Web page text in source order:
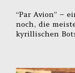
“Par Avion” –
noch, die
kyrillischen